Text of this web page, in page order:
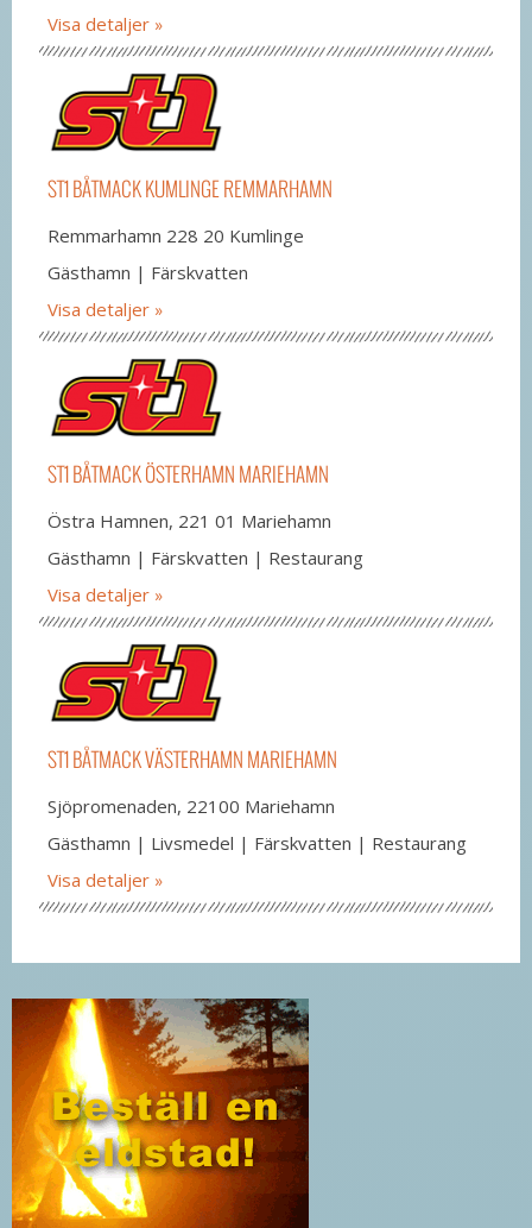
Visa detaljer
ST1 BÅTMACK KUMLINGE REMMARHAMN
Remmarhamn 228 20 Kumlinge
Gästhamn | Färskvatten
Visa detaljer
ST1 BÅTMACK ÖSTERHAMN MARIEHAMN
Östra Hamnen, 221 01 Mariehamn
Gästhamn | Färskvatten | Restaurang
Visa detaljer
ST1 BÅTMACK VÄSTERHAMN MARIEHAMN
Sjöpromenaden, 22100 Mariehamn
Gästhamn | Livsmedel | Färskvatten | Restaurang
Visa detaljer